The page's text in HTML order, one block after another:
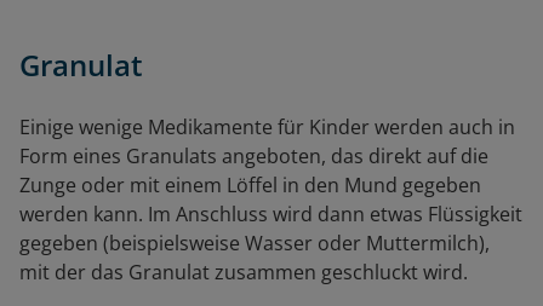
Granulat
Einige wenige Medikamente für Kinder werden auch in
Form eines Granulats angeboten, das direkt auf die
Zunge oder mit einem Löffel in den Mund gegeben
werden kann. Im Anschluss wird dann etwas Flüssigkeit
gegeben (beispielsweise Wasser oder Muttermilch),
mit der das Granulat zusammen geschluckt wird.